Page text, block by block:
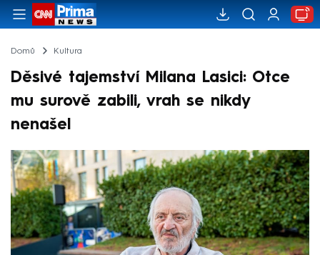
Domů Kultura
Děsivé tajemství Milana Lasici: Otce
mu surově zabili, vrah se nikdy
nenašel